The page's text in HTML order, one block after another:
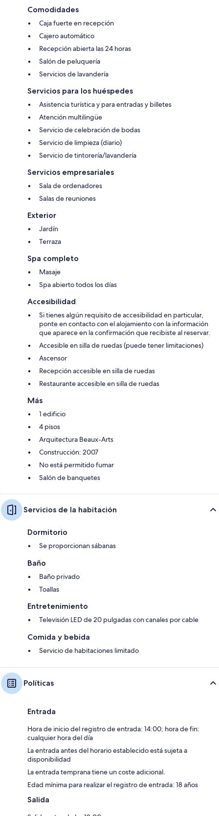
Comodidades
Caja fuerte en recepción
Cajero automático
Recepción abierta las 24 horas
Salón de peluquería
Servicios de lavandería
Servicios para los huéspedes
Asistencia turística y para entradas y billetes
Atención multilingüe
Servicio de celebración de bodas
Servicio de limpieza (diario)
Servicio de tintorería/lavandería
Servicios empresariales
Sala de ordenadores
Salas de reuniones
Exterior
Jardín
Terraza
Spa completo
Masaje
Spa abierto todos los días
Accesibilidad
Si tienes algún requisito de accesibilidad en particular,
ponte en contacto con el alojamiento con la información
que aparece en la confirmación que recibiste al reservar.
Accesible en silla de ruedas (puede tener limitaciones)
Ascensor
Recepción accesible en silla de ruedas
Restaurante accesible en silla de ruedas
Más
1 edificio
4 pisos
Arquitectura Beaux-Arts
Construcción: 2007
No está permitido fumar
Salón de banquetes
Servicios de la habitación
Dormitorio
Se proporcionan sábanas
Baño
Baño privado
Toallas
Entretenimiento
Televisión LED de 20 pulgadas con canales por cable
Comida y bebida
Servicio de habitaciones limitado
Políticas
Entrada
Hora de inicio del registro de entrada: 14:00; hora de fin:
cualquier hora del día
La entrada antes del horario establecido está sujeta a
disponibilidad
La entrada temprana tiene un coste adicional.
Edad mínima para realizar el registro de entrada: 18 años
Salida